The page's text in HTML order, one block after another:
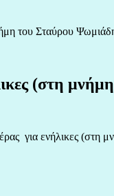
του Σταύρου
(στη
για ενήλικες